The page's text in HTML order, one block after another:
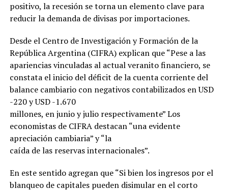
positivo, la recesión se torna un elemento clave para
reducir la demanda de divisas por importaciones.
Desde el Centro de Investigación y Formación de la
República Argentina (CIFRA) explican que “Pese a las
apariencias vinculadas al actual veranito financiero, se
constata el inicio del déficit de la cuenta corriente del
balance cambiario con negativos contabilizados en USD
-220 y USD -1.670
millones, en junio y julio respectivamente” Los
economistas de CIFRA destacan “una evidente
apreciación cambiaria” y “la
caída de las reservas internacionales”.
En este sentido agregan que “Si bien los ingresos por el
blanqueo de capitales pueden disimular en el corto